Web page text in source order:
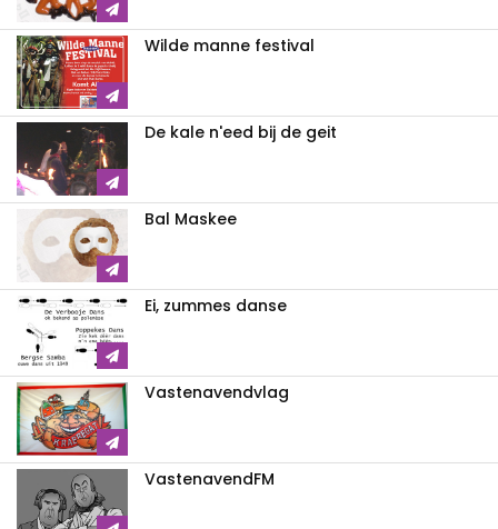
Wilde manne festival
De kale n'eed bij de geit
Bal Maskee
Ei, zummes danse
Vastenavendvlag
VastenavendFM